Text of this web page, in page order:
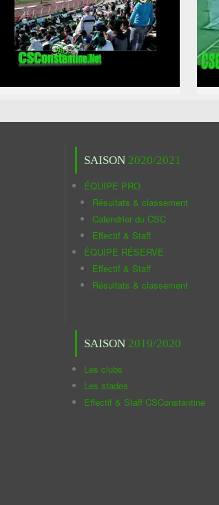
SAISON 2020/2021
ÉQUIPE PRO
Résultats & classement
Calendrier du CSC
Effectif & Staff
ÉQUIPE RÉSERVE
Effectif & Staff
Résultats & classement
SAISON 2019/2020
Les clubs
Les stades
Effectif & Staff CSConstantine